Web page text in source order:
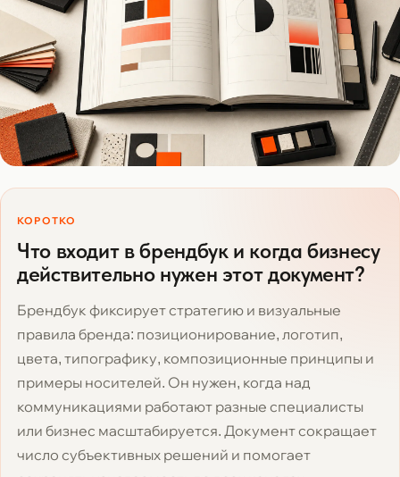
КОРОТКО
Что входит в брендбук и когда бизнесу
действительно нужен этот документ?
Брендбук фиксирует стратегию и визуальные
правила бренда: позиционирование, логотип,
цвета, типографику, композиционные принципы и
примеры носителей. Он нужен, когда над
коммуникациями работают разные специалисты
или бизнес масштабируется. Документ сокращает
число субъективных решений и помогает